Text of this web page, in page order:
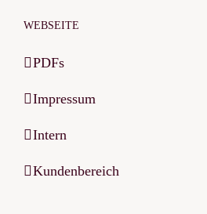
WEBSEITE
PDFs
Impressum
Intern
Kundenbereich